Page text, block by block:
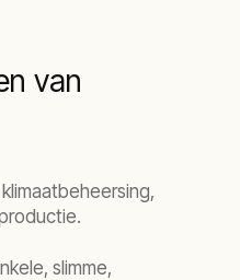
van
slimme,